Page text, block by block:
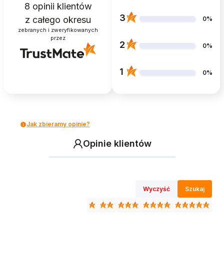
8 opinii klientów
z całego okresu
zebranych i zweryfikowanych
przez
3 0%
2 0%
1 0%
Jak zbieramy opinie?
Opinie klientów
Wyczyść Szukaj